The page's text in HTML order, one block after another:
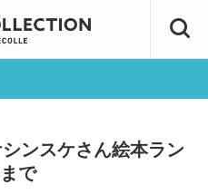
ンスケさん絵本ラン
で